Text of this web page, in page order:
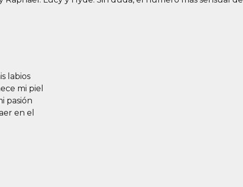
labios
mi piel
pasión
en el